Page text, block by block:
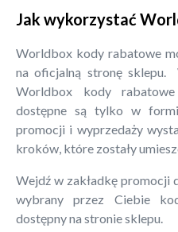
Jak wykorzystać
Worldbox kody rabatowe
na oficjalną stronę sklepu.
Worldbox kody
dostępne są tylko w
promocji i wyprzedaży
kroków, które zostały
Wejdź w zakładkę promocji
wybrany przez Ciebie
dostępny na stronie sklepu.